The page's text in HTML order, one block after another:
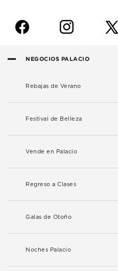
f i
NEGOCIOS PALACIO
Rebajas de Verano
Festival de Belleza
Vende en Palacio
Regreso a Clases
Galas de Otoño
Noches Palacio